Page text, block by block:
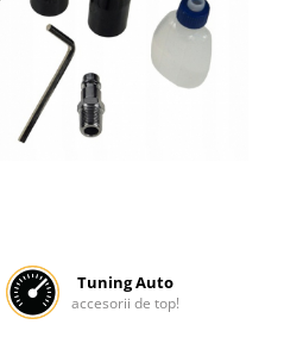
Tuning Auto
accesorii de top!